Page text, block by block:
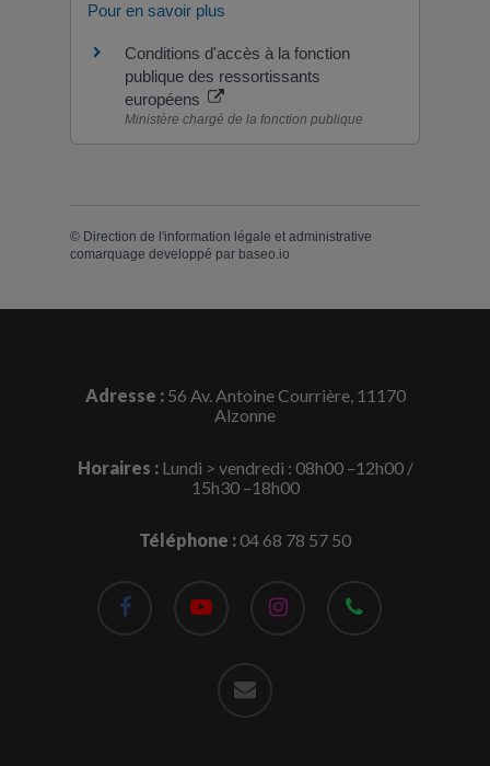
Pour en savoir plus
Conditions d'accès à la fonction
publique des ressortissants
européens
Ministère chargé de la fonction publique
© Direction de l'information légale et administrative
comarquage developpé par baseo.io
Adresse : 56 Av. Antoine Courrière, 11170
Alzonne
Horaires :Lundi > vendredi : 08h00 –12h00 /
15h30 –18h00
Téléphone :04 68 78 57 50
facebook instagram phone